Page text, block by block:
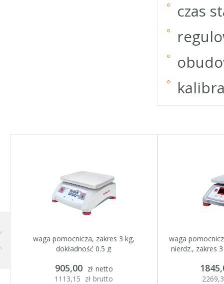
czas
waga pomocnicza, zakres 3 kg,
dokładność 0.5 g
Seria / linia:Ohaus
905,00 zł netto
1113,15 zł brutto
waga
nierdz., zakres
Seria /